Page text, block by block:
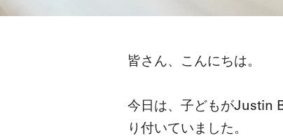
皆さん、こんにちは。
今日は、子どもがJustin
り付いていました。